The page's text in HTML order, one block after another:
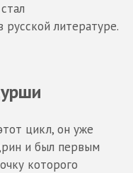
литературе.
цикл, он уже
и был первым
которого